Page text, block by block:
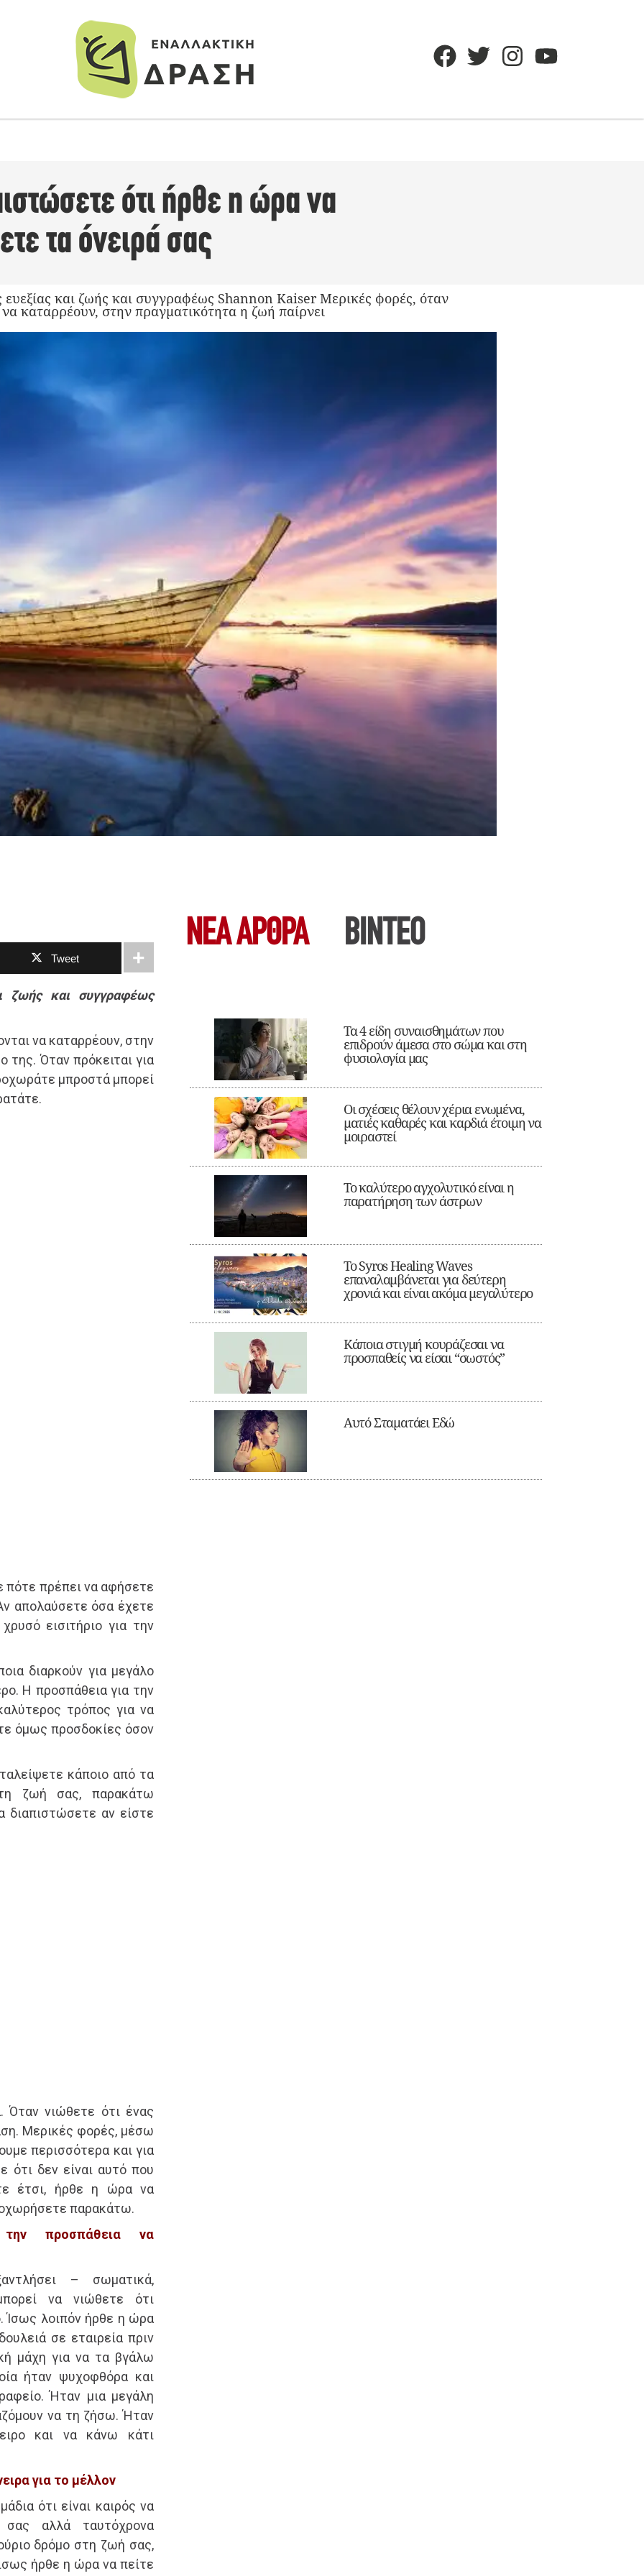
ότι ήρθε η ώρα να
τα όνειρά σας
και ζωής και συγγραφέως Shannon Kaiser Μερικές φορές, όταν
καταρρέουν, στην πραγματικότητα η ζωή παίρνει
Tweet
ζωής και συγγραφέως
να καταρρέουν, στην
της. Όταν πρόκειται για
μπροστά μπορεί
πρέπει να αφήσετε
απολαύσετε όσα έχετε
εισιτήριο για την
διαρκούν για μεγάλο
Η προσπάθεια για την
τρόπος για να
όμως προσδοκίες όσον
κάποιο από τα
ζωή σας, παρακάτω
διαπιστώσετε αν είστε
Όταν νιώθετε ότι ένας
Μερικές φορές, μέσω
περισσότερα και για
ότι δεν είναι αυτό που
έτσι, ήρθε η ώρα να
παρακάτω.
προσπάθεια να
– σωματικά,
να νιώθετε ότι
Ίσως λοιπόν ήρθε η ώρα
σε εταιρεία πριν
μάχη για να τα βγάλω
ήταν ψυχοφθόρα και
Ήταν μια μεγάλη
να τη ζήσω. Ήταν
και να κάνω κάτι
για το μέλλον
ότι είναι καιρός να
αλλά ταυτόχρονα
δρόμο στη ζωή σας,
ήρθε η ώρα να πείτε
ΝΕΑ ΆΡΘΡΑ ΒΙΝΤΕΟ
Τα 4 είδη συναισθημάτων που
επιδρούν άμεσα στο σώμα και στη
φυσιολογία μας
Οι σχέσεις θέλουν χέρια ενωμένα,
ματιές καθαρές και καρδιά έτοιμη να
μοιραστεί
Το καλύτερο αγχολυτικό είναι η
παρατήρηση των άστρων
Το Syros Healing Waves
επαναλαμβάνεται για δεύτερη
χρονιά και είναι ακόμα μεγαλύτερο
Κάποια στιγμή κουράζεσαι να
προσπαθείς να είσαι “σωστός”
Αυτό Σταματάει Εδώ